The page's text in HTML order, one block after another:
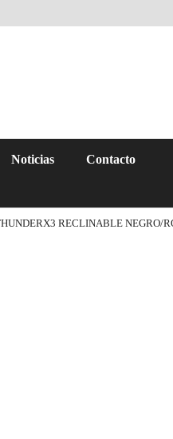
Noticias Contacto
RECLINABLE NEGRO/